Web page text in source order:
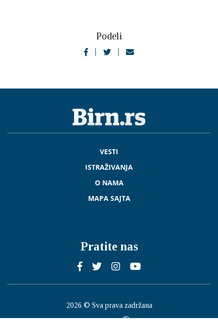
Podeli
VESTI
ISTRAŽIVANJA
O NAMA
MAPA SAJTA
Pratite nas
2026 © Sva prava zadržana